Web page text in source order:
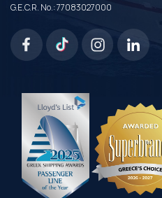
G.E.C.R. No.: 77083027000